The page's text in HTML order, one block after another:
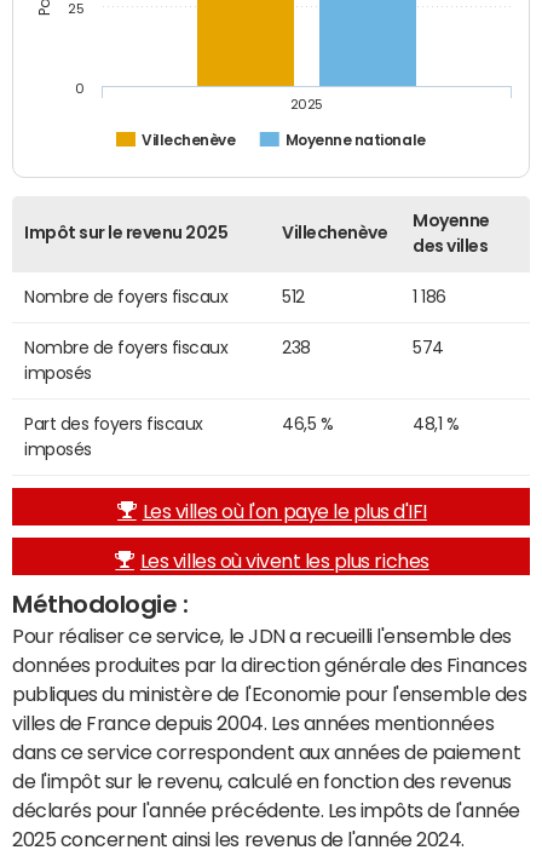
Villechenève Moyenne nationale
2025
0
25
Impôt sur le revenu 2025 Villechenève
Moyenne
des villes
Nombre de foyers fiscaux 512 1 186
Nombre de foyers fiscaux
imposés
238 574
Part des foyers fiscaux
imposés
46,5 % 48,1 %
Les villes où l'on paye le plus d'IFI
Les villes où vivent les plus riches
Méthodologie :
Pour réaliser ce service, le JDN a recueilli l'ensemble des
données produites par la direction générale des Finances
publiques du ministère de l'Economie pour l'ensemble des
villes de France depuis 2004. Les années mentionnées
dans ce service correspondent aux années de paiement
de l'impôt sur le revenu, calculé en fonction des revenus
déclarés pour l'année précédente. Les impôts de l'année
2025 concernent ainsi les revenus de l'année 2024.